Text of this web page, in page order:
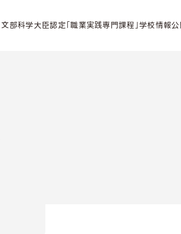
文部科学大臣認定「職業実践専門課程」学校情報